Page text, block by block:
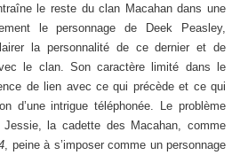
le reste du clan Macahan dans une
le personnage de Deek Peasley,
la personnalité de ce dernier et de
le clan. Son caractère limité dans le
de lien avec ce qui précède et ce qui
d’une intrigue téléphonée. Le problème
Jessie, la cadette des Macahan, comme
, peine à s’imposer comme un personnage